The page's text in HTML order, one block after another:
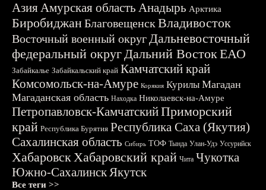
АзияАмурская область Анадырь Арктика
БиробиджанБлаговещенскВладивосток
Восточный военный округДальневосточный
федеральный округДальний ВостокЕАО
Забайкалье Забайкальский край Камчатский край
Комсомольск-на-Амуре Корякия Курилы Магадан
Магаданская область Находка Николаевск-на-Амуре
Петропавловск-КамчатскийПриморский
край Республика Бурятия Республика Саха (Якутия)
Сахалинская область Сибирь ТОФ Тында Улан-Удэ Уссурийск
ХабаровскХабаровский край Чита Чукотка
Южно-СахалинскЯкутск
Все теги >>